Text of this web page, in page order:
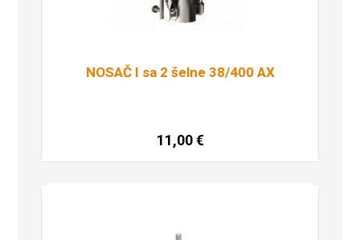
NOSAČ I sa 2 šelne 38/400 AX
11,00€
Dodaj u košaricu